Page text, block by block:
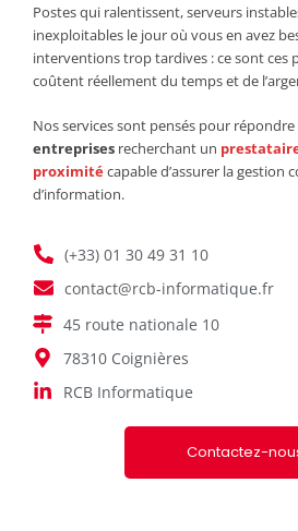
Postes qui ralentissent, serveurs
inexploitables le jour où vous en avez
interventions trop tardives : ce sont ces
coûtent réellement du temps et de
Nos services sont pensés pour
entreprises recherchant un
proximitécapable d’assurer la gestion
d’information.
(+33) 01 30 49 31 10
contact@rcb-informatique.fr
45 route nationale 10
78310 Coignières
RCB Informatique
Contactez-